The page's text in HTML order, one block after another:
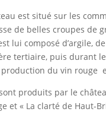
est situé sur les
de belles croupes de
lui composé d’argile,
tertiaire, puis durant
production du vin rouge
produits par le
et « La clarté de Haut-